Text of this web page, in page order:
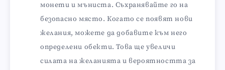
монети и мъниста. Съхранявайте го на
безопасно място. Когато се появят нови
желания, можете да добавите към него
определени обекти. Това ще увеличи
силата на желанията и вероятността за